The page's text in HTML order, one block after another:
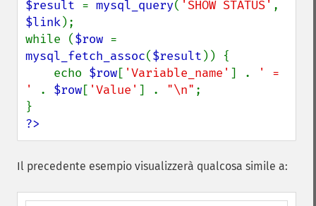
$result = mysql_query( 'SHOW STATUS'
$link);
while ($row
mysql_fetch_assoc($result )) {
    echo
$row[ 'Variable_name' ] .
' =
'
. $row[ 'Value' ] . "\n" ;
?>
Il precedente esempio visualizzerà qualcosa simile a: